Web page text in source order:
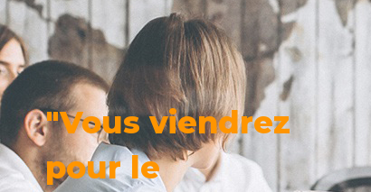
"Vous viendrez
pour le